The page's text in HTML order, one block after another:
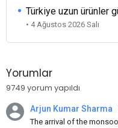
Türkiye uzun ürünler
• 4 Ağustos 2026 Salı
Yorumlar
9749 yorum yapıldı
Arjun Kumar Sharma
The arrival of the